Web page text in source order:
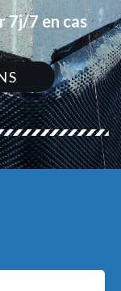
7j/7 en cas